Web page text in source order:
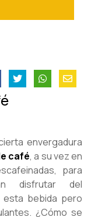
envergadura
café, a su vez en
para
disfrutar del
esta bebida pero
¿Cómo se